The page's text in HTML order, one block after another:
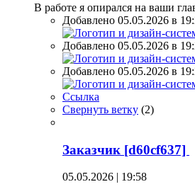
В работе я опирался на ваши
Добавлено 05.05.2026 в
Добавлено 05.05.2026 в
Добавлено 05.05.2026 в
Ссылка
Свернуть ветку (2)
Заказчик [d60cf637]
05.05.2026 | 19:58